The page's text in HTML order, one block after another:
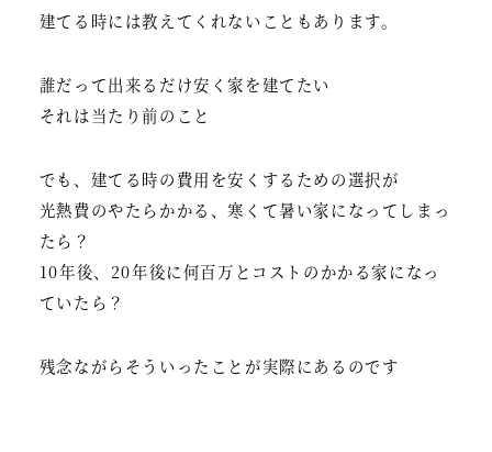
建てる時には教えてくれないこともあります。
誰だって出来るだけ安く家を建てたい
それは当たり前のこと
でも、建てる時の費用を安くするための選択が
光熱費のやたらかかる、寒くて暑い家になってしまっ
たら？
10年後、20年後に何百万とコストのかかる家になっ
ていたら？
残念ながらそういったことが実際にあるのです